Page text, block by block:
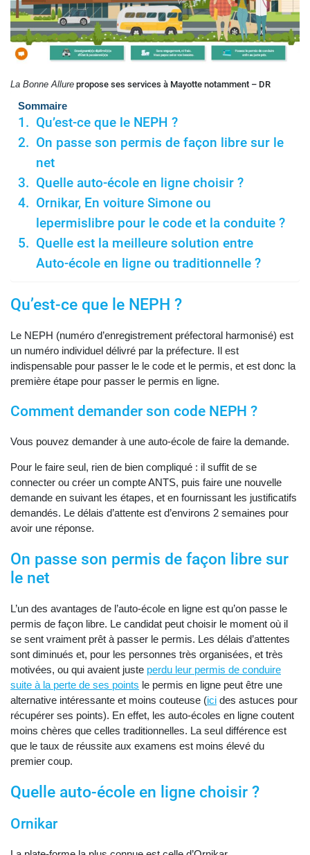
La Bonne Allure propose ses services à Mayotte notamment – DR
Sommaire
Qu’est-ce que le NEPH ?
On passe son permis de façon libre sur le
net
Quelle auto-école en ligne choisir ?
Ornikar, En voiture Simone ou
lepermislibre pour le code et la conduite ?
Quelle est la meilleure solution entre
Auto-école en ligne ou traditionnelle ?
Qu’est-ce que le NEPH ?
Le NEPH (numéro d’enregistrement préfectoral harmonisé) est
un numéro individuel délivré par la préfecture. Il est
indispensable pour passer le le code et le permis, et est donc la
première étape pour passer le permis en ligne.
Comment demander son code NEPH ?
Vous pouvez demander à une auto-école de faire la demande.
Pour le faire seul, rien de bien compliqué : il suffit de se
connecter ou créer un compte ANTS, puis faire une nouvelle
demande en suivant les étapes, et en fournissant les justificatifs
demandés. Le délais d’attente est d’environs 2 semaines pour
avoir une réponse.
On passe son permis de façon libre sur
le net
L’un des avantages de l’auto-école en ligne est qu’on passe le
permis de façon libre. Le candidat peut choisir le moment où il
se sent vraiment prêt à passer le permis. Les délais d’attentes
sont diminués et, pour les personnes très organisées, et très
motivées, ou qui avaient juste perdu leur permis de conduire
suite à la perte de ses points le permis en ligne peut être une
alternative intéressante et moins couteuse (ici des astuces pour
récupérer ses points). En effet, les auto-écoles en ligne coutent
moins chères que celles traditionnelles. La seul différence est
que le taux de réussite aux examens est moins élevé du
premier coup.
Quelle auto-école en ligne choisir ?
Ornikar